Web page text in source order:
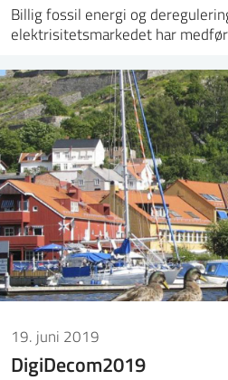
Billig fossil energi og
elektrisitetsmarkedet har
19. juni 2019
DigiDecom2019